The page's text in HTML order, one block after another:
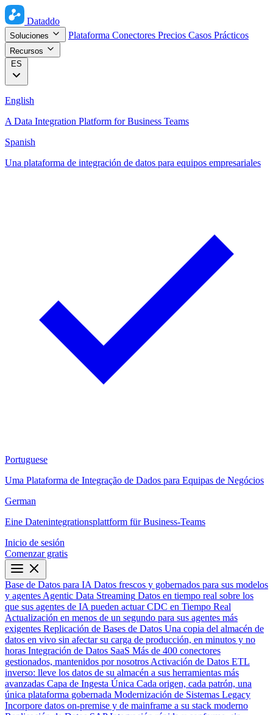
Dataddo
Soluciones Plataforma Conectores Precios Casos Prácticos
Recursos
ES
English
A Data Integration Platform for Business Teams
Spanish
Una plataforma de integración de datos para equipos empresariales
Portuguese
Uma Plataforma de Integração de Dados para Equipas de Negócios
German
Eine Datenintegrationsplattform für Business-Teams
Inicio de sesión
Comenzar gratis
Base de Datos para IA Datos frescos y gobernados para sus modelos
y agentes Agentic Data Streaming Datos en tiempo real sobre los
que sus agentes de IA pueden actuar CDC en Tiempo Real
Actualización en menos de un segundo para sus agentes más
exigentes Replicación de Bases de Datos Una copia del almacén de
datos en vivo sin afectar su carga de producción, en minutos y no
horas Integración de Datos SaaS Más de 400 conectores
gestionados, mantenidos por nosotros Activación de Datos ETL
inverso: lleve los datos de su almacén a sus herramientas más
avanzadas Capa de Ingesta Única Cada origen, cada patrón, una
única plataforma gobernada Modernización de Sistemas Legacy
Incorpore datos on-premise y de mainframe a su stack moderno